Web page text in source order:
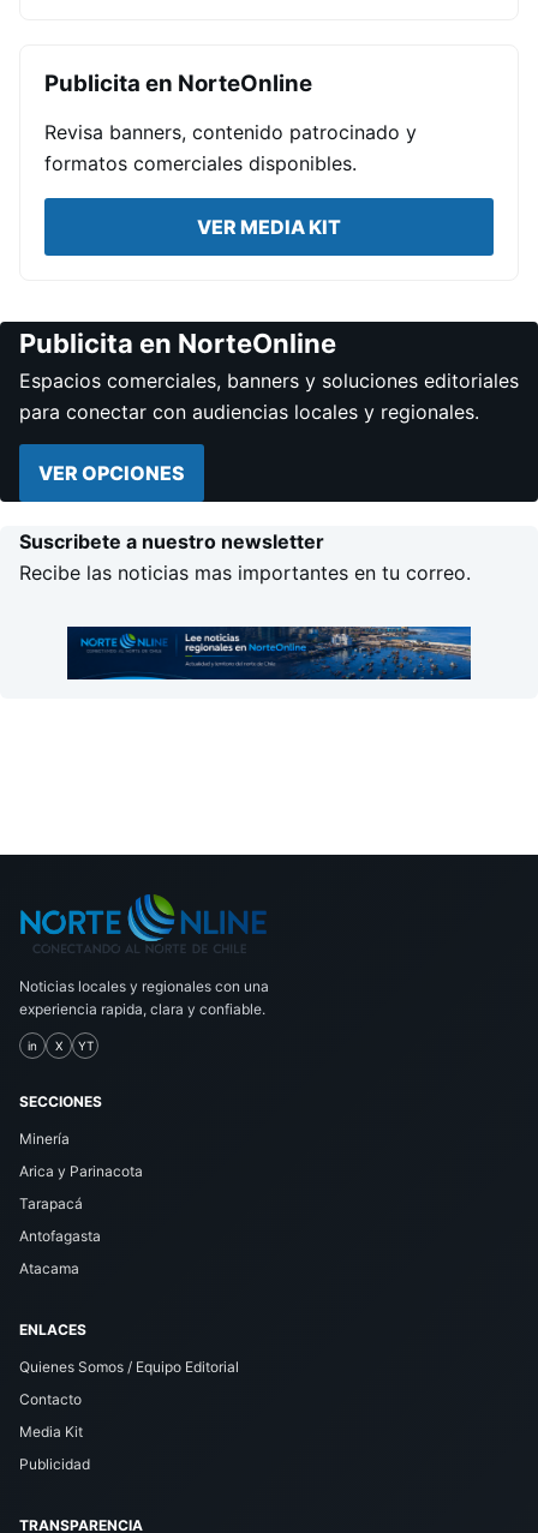
Publicita en NorteOnline
Revisa banners, contenido patrocinado y
formatos comerciales disponibles.
VER MEDIA KIT
Publicita en NorteOnline
Espacios comerciales, banners y soluciones editoriales
para conectar con audiencias locales y regionales.
VER OPCIONES
Suscribete a nuestro newsletter
Recibe las noticias mas importantes en tu correo.
Noticias locales y regionales con una
experiencia rapida, clara y confiable.
in X YT
SECCIONES
Minería
Arica y Parinacota
Tarapacá
Antofagasta
Atacama
ENLACES
Quienes Somos / Equipo Editorial
Contacto
Media Kit
Publicidad
TRANSPARENCIA